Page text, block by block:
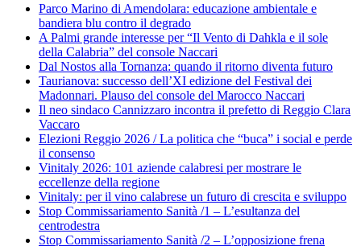
Parco Marino di Amendolara: educazione ambientale e
bandiera blu contro il degrado
A Palmi grande interesse per “Il Vento di Dahkla e il sole
della Calabria” del console Naccari
Dal Nostos alla Tornanza: quando il ritorno diventa futuro
Taurianova: successo dell’XI edizione del Festival dei
Madonnari. Plauso del console del Marocco Naccari
Il neo sindaco Cannizzaro incontra il prefetto di Reggio Clara
Vaccaro
Elezioni Reggio 2026 / La politica che “buca” i social e perde
il consenso
Vinitaly 2026: 101 aziende calabresi per mostrare le
eccellenze della regione
Vinitaly: per il vino calabrese un futuro di crescita e sviluppo
Stop Commissariamento Sanità /1 – L’esultanza del
centrodestra
Stop Commissariamento Sanità /2 – L’opposizione frena